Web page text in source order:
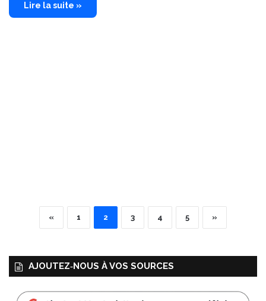
Lire la suite »
« 1 2 3 4 5 »
AJOUTEZ‑NOUS À VOS SOURCES